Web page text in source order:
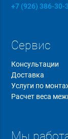
+7 (926) 386-30-
Сервис
Консультации
Доставка
Услуги по
Расчет веса
Мы